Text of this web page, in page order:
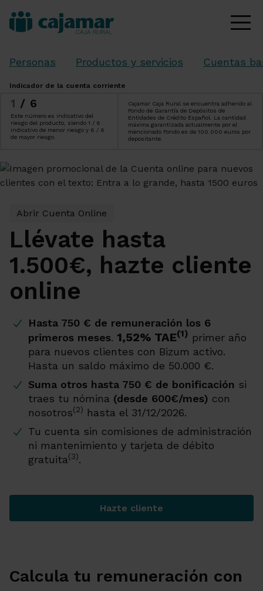
Personas Productos y servicios Cuentas
Indicador de la cuenta corriente
1 /6
Este número es indicativo del
riesgo del producto, siendo 1 / 6
indicativo de menor riesgo y 6 / 6
de mayor riesgo.
Cajamar Caja Rural se encuentra adherido al
Fondo de Garantía de Depósitos de
Entidades de Crédito Español. La cantidad
máxima garantizada actualmente por el
mencionado Fondo es de 100.000 euros por
depositante.
Abrir Cuenta Online
Llévate hasta
1.500€, hazte cliente
online
Hasta 750 € de remuneración los 6
primeros meses. 1,52% TAE(1) primer año
para nuevos clientes con Bizum activo.
Hasta un saldo máximo de 50.000 €.
Suma otros hasta 750 € de bonificación si
traes tu nómina (desde 600€/mes) con
nosotros(2) hasta el 31/12/2026.
Tu cuenta sin comisiones de administración
ni mantenimiento y tarjeta de débito
gratuita(3).
Hazte clienteAbrir Cuenta Online
Calcula tu remuneración con